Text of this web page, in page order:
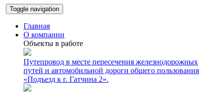
Toggle navigation
Главная
О компании
Объекты в работе
Путепровод в месте пересечения железнодорожных
путей и автомобильной дороги общего пользования
«Подъезд к г. Гатчина 2».